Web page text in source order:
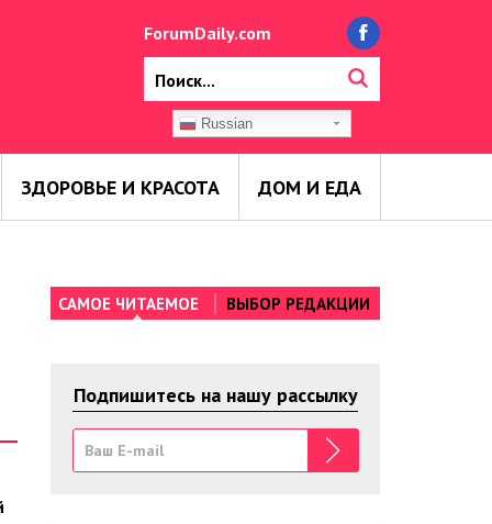
ForumDaily.com
Russian
ЗДОРОВЬЕ И КРАСОТА ДОМ И ЕДА
САМОЕ ЧИТАЕМОЕ ВЫБОР РЕДАКЦИИ
Подпишитесь на нашу рассылку